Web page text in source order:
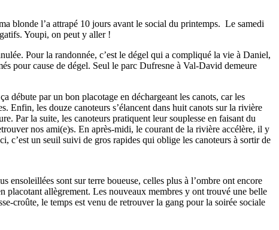
blonde l’a attrapé 10 jours avant le social du printemps. Le samedi
Youpi, on peut y aller !
Pour la randonnée, c’est le dégel qui a compliqué la vie à Daniel,
pour cause de dégel. Seul le parc Dufresne à Val-David demeure
débute par un bon placotage en déchargeant les canots, car les
Enfin, les douze canoteurs s’élancent dans huit canots sur la rivière
Par la suite, les canoteurs pratiquent leur souplesse en faisant du
nos ami(e)s. En après-midi, le courant de la rivière accélère, il y
c’est un seuil suivi de gros rapides qui oblige les canoteurs à sortir de
ensoleillées sont sur terre boueuse, celles plus à l’ombre ont encore
placotant allègrement. Les nouveaux membres y ont trouvé une belle
croûte, le temps est venu de retrouver la gang pour la soirée sociale